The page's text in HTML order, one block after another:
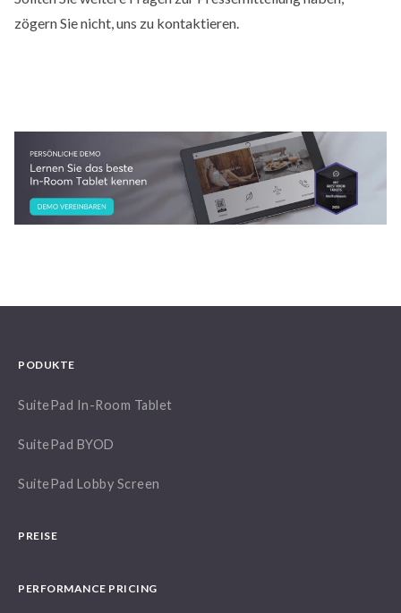
zögern Sie nicht, uns zu kontaktieren.
PODUKTE
SuitePad In-Room Tablet
SuitePad BYOD
SuitePad Lobby Screen
PREISE
PERFORMANCE PRICING